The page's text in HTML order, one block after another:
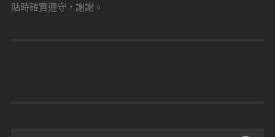
貼時確實遵守，謝謝。